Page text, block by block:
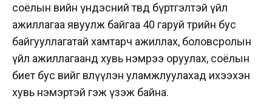
соёлын өвийн үндэсний төвд бүртгэлтэй үйл
ажиллагаа явуулж байгаа 40 гаруй төрийн бус
байгууллагатай хамтарч ажиллах, боловсролын
үйл ажиллагаанд хувь нэмрээ оруулах, соёлын
биет бус өвийг өвлүүлэн уламжлуулахад ихээхэн
хувь нэмэртэй гэж үзэж байна.